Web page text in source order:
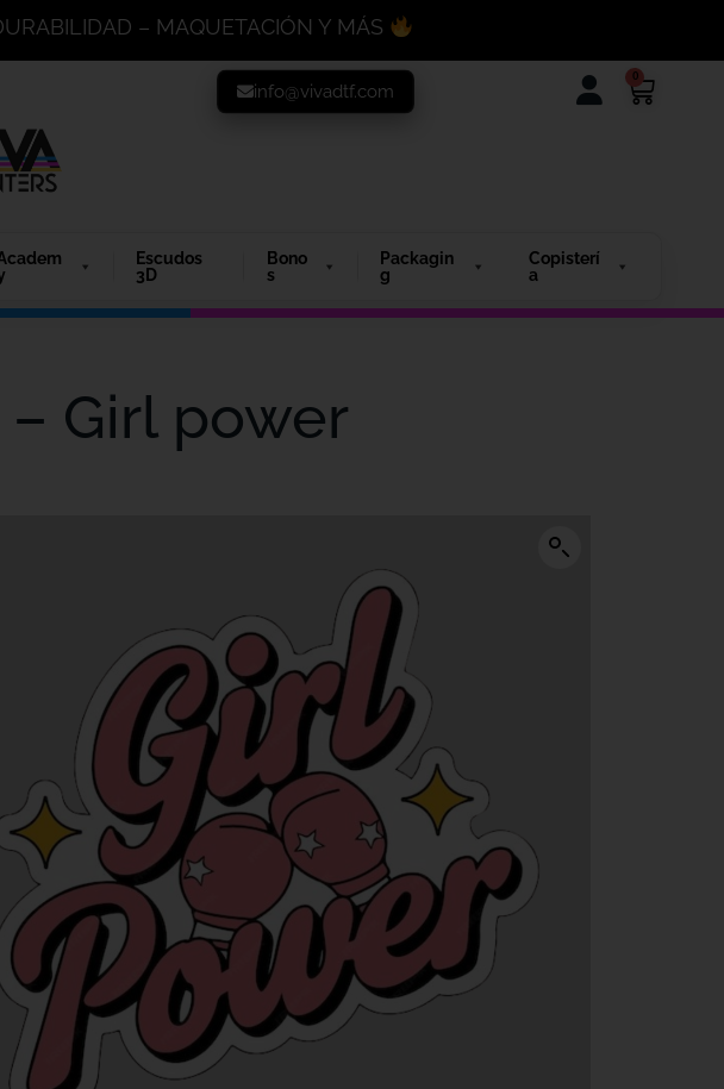
– MAQUETACIÓN Y MÁS
0
info@vivadtf.com
Escudos
3D
Bono
s
Packagin
g
Copisterí
a
Girl power